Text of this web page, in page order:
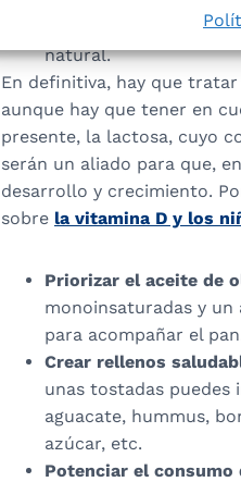
bocadillo con rodajas
natural.
En definitiva, hay que
aunque hay que tener en
presente, la lactosa, cuyo
serán un aliado para que,
desarrollo y crecimiento.
sobre la vitamina D y los
Priorizar el aceite de
monoinsaturadas y
para acompañar el
Crear rellenos
unas tostadas
aguacate, hummus,
azúcar, etc.
Potenciar el